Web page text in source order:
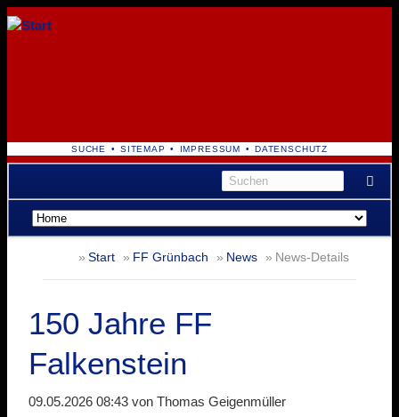
NAVIGATION
ÜBERSPRINGEN
SUCHE SITEMAP IMPRESSUM DATENSCHUTZ
Navigation
überspringen
Start FF Grünbach News News-Details
150 Jahre FF
Falkenstein
09.05.2026 08:43 von Thomas Geigenmüller